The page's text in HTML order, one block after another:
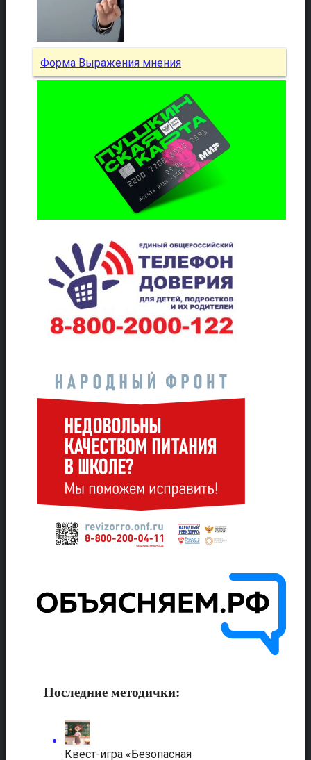
Форма Выражения мнения
Последние методички:
Квест-игра «Безопасная